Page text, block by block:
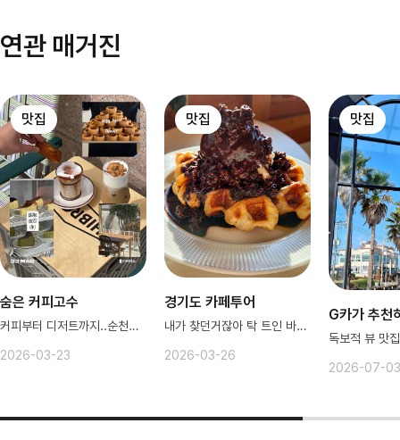
연관 매거진
맛집
숨은 커피고수
커피부터 디저트까지..순천은 천국이래
2026-03-23
맛집
경기도 카페투어
내가 찾던거잖아 탁 트인 바다뷰 카페
2026-03-26
맛집
G카가 추천
2026-07-03